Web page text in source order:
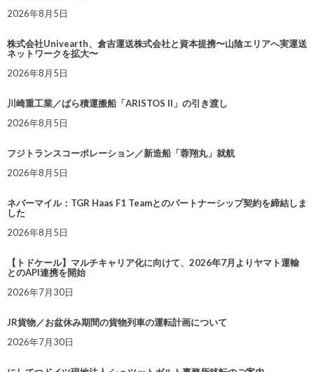
2026年8月5日
株式会社Univearth、倉吉運送株式会社と資本提携〜山陰エリアへ実運送
ネットワークを拡大〜
2026年8月5日
川崎重工業／ばら積運搬船「ARISTOS II」の引き渡し
2026年8月5日
フジトランスコーポレーション／新造船「蓉翔丸」就航
2026年8月5日
ネバーマイル：TGR Haas F1 Teamとのパートナーシップ契約を締結しま
した
2026年8月5日
【トドケール】マルチキャリア化に向けて、2026年7月よりヤマト運輸
とのAPI連携を開始
2026年7月30日
JR貨物／お盆休み期間の貨物列車の運転計画について
2026年7月30日